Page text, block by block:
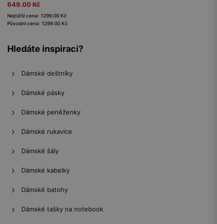
649.00 Kč
Nejnižší cena: 1299.00 Kč
Původní cena: 1299.00 Kč
Hledáte inspiraci?
Dámské deštníky
Dámské pásky
Dámské peněženky
Dámské rukavice
Dámské šály
Dámské kabelky
Dámské batohy
Dámské tašky na notebook